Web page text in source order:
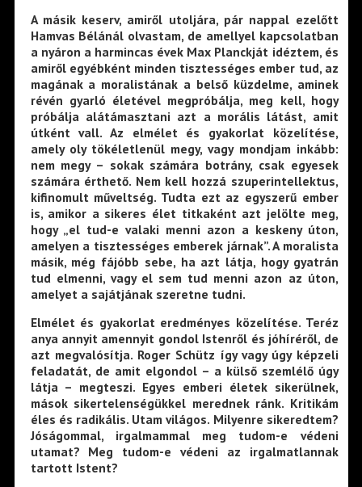
A másik keserv, amiről utoljára, pár nappal ezelőtt
Hamvas Bélánál olvastam, de amellyel kapcsolatban
a nyáron a harmincas évek Max Planckját idéztem, és
amiről egyébként minden tisztességes ember tud, az
magának a moralistának a belső küzdelme, aminek
révén gyarló életével megpróbálja, meg kell, hogy
próbálja alátámasztani azt a morális látást, amit
útként vall. Az elmélet és gyakorlat közelítése,
amely oly tökéletlenül megy, vagy mondjam inkább:
nem megy – sokak számára botrány, csak egyesek
számára érthető. Nem kell hozzá szuperintellektus,
kifinomult műveltség. Tudta ezt az egyszerű ember
is, amikor a sikeres élet titkaként azt jelölte meg,
hogy „el tud-e valaki menni azon a keskeny úton,
amelyen a tisztességes emberek járnak”. A moralista
másik, még fájóbb sebe, ha azt látja, hogy gyatrán
tud elmenni, vagy el sem tud menni azon az úton,
amelyet a sajátjának szeretne tudni.
Elmélet és gyakorlat eredményes közelítése. Teréz
anya annyit amennyit gondol Istenről és jóhíréről, de
azt megvalósítja. Roger Schütz így vagy úgy képzeli
feladatát, de amit elgondol – a külső szemlélő úgy
látja – megteszi. Egyes emberi életek sikerülnek,
mások sikertelenségükkel merednek ránk. Kritikám
éles és radikális. Utam világos. Milyenre sikeredtem?
Jóságommal, irgalmammal meg tudom-e védeni
utamat? Meg tudom-e védeni az irgalmatlannak
tartott Istent?